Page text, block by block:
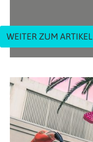
WEITER ZUM ARTIKEL